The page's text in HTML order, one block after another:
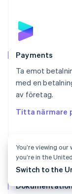
Payments
Ta emot
med en
av företag.
Titta närmare
Portugal
Português
English
Deutsch
Singapore
English简体中文
English
Spanien
Español English
Sverige
You’re viewing
you’re in the
Switch to the